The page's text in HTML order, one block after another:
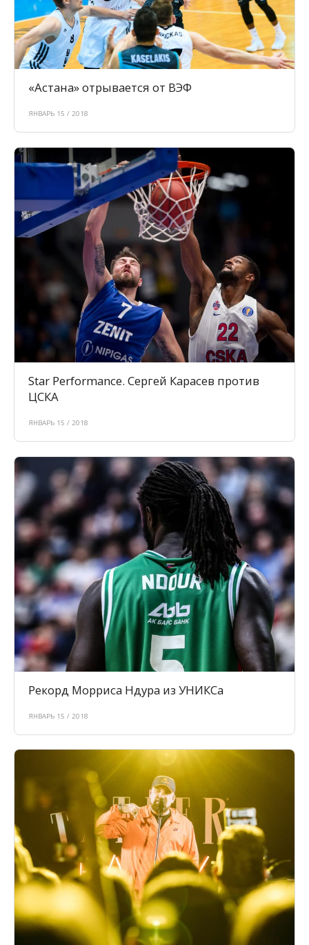
«Астана» отрывается от ВЭФ
ЯНВАРЬ 15 / 2018
Star Performance. Сергей Карасев против
ЦСКА
ЯНВАРЬ 15 / 2018
Рекорд Морриса Ндура из УНИКСа
ЯНВАРЬ 15 / 2018